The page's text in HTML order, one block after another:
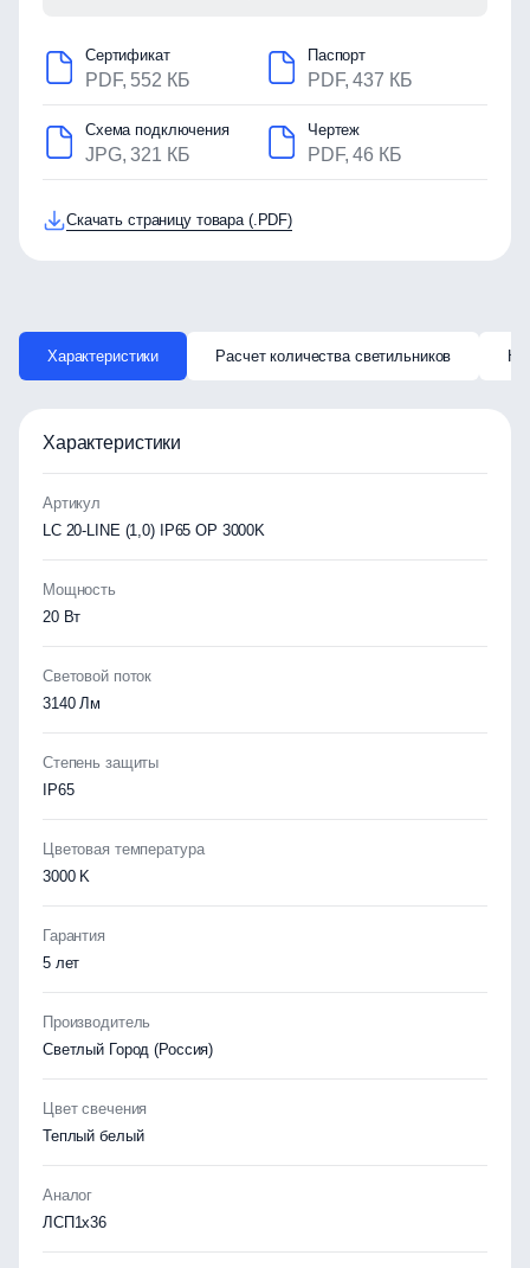
Сертификат
PDF, 552 КБ
Паспорт
PDF, 437 КБ
Схема подключения
JPG, 321 КБ
Чертеж
PDF, 46 КБ
Скачать страницу товара (.PDF)
Характеристики Расчет количества светильников
Характеристики
Артикул
LC 20-LINE (1,0) IP65 OP 3000K
Мощность
20 Вт
Световой поток
3140 Лм
Степень защиты
IP65
Цветовая температура
3000 K
Гарантия
5 лет
Производитель
Светлый Город (Россия)
Цвет свечения
Теплый белый
Аналог
ЛСП1х36